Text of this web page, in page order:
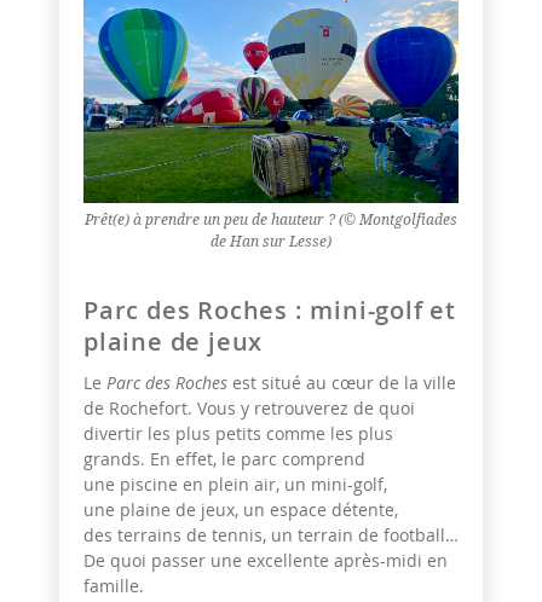
Prêt(e) à prendre un peu de hauteur ? (© Montgolfiades
de Han sur Lesse)
Parc des Roches : mini-golf et
plaine de jeux
Le Parc des Roches est situé au cœur de la ville
de Rochefort. Vous y retrouverez de quoi
divertir les plus petits comme les plus
grands. En effet, le parc comprend
une piscine en plein air, un mini-golf,
une plaine de jeux, un espace détente,
des terrains de tennis, un terrain de football…
De quoi passer une excellente après-midi en
famille.